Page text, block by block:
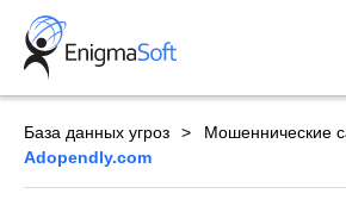
Skip
content
База данных угроз
Мошеннические
Adopendly.com